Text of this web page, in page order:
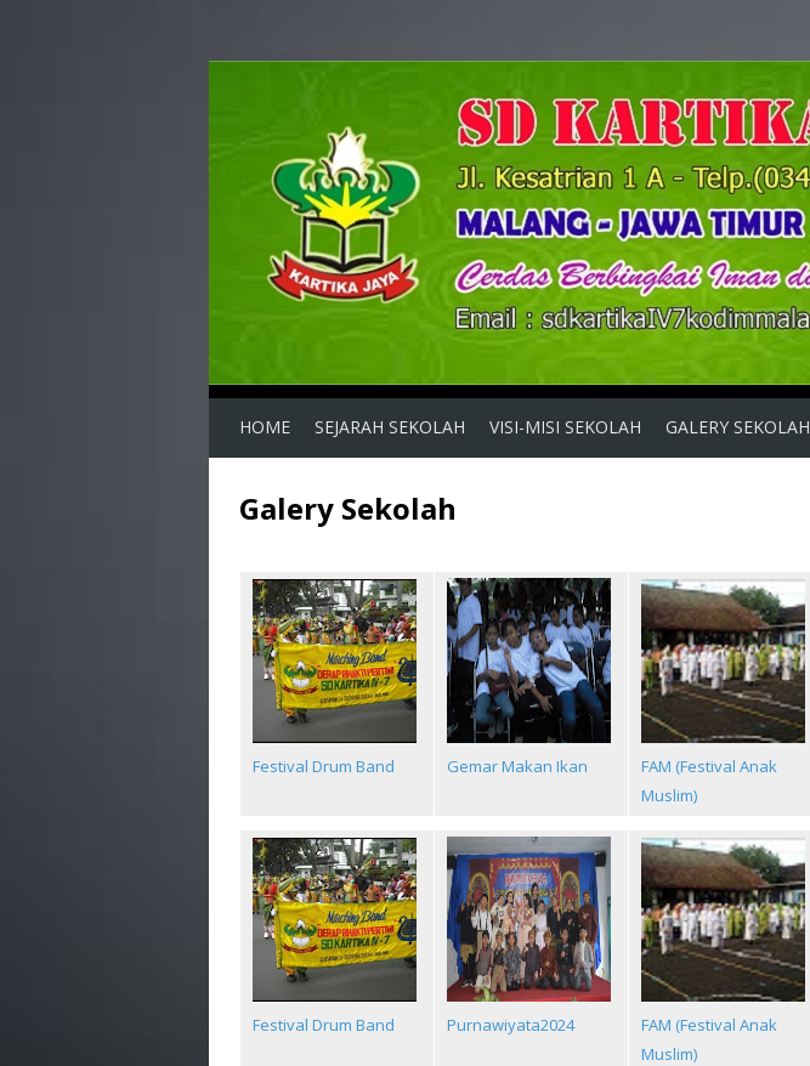
HOME SEJARAH SEKOLAH VISI-MISI SEKOLAH GALERY SEKOLAH
Galery Sekolah
Festival Drum Band Gemar Makan Ikan
FAM (Festival Anak
Muslim)
Festival Drum Band Purnawiyata2024
FAM (Festival Anak
Muslim)